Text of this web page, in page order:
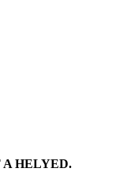
HELYED.